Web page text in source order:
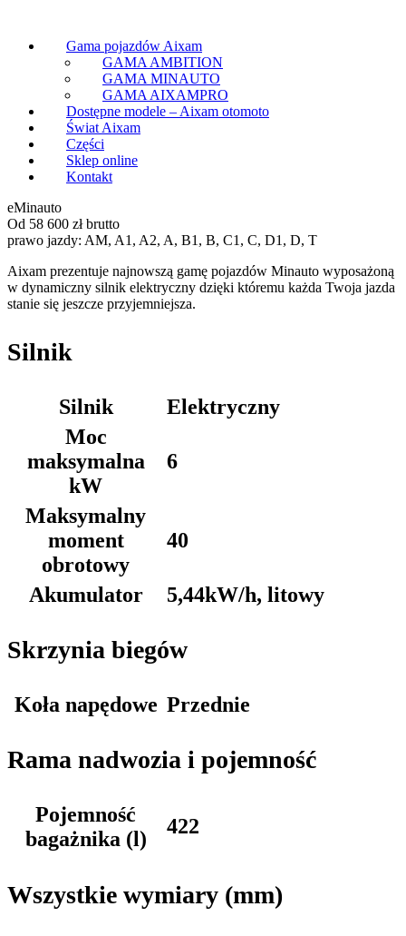
Gama pojazdów Aixam
GAMA AMBITION
GAMA MINAUTO
GAMA AIXAMPRO
Dostępne modele – Aixam otomoto
Świat Aixam
Części
Sklep online
Kontakt
eMinauto
Od 58 600 zł brutto
prawo jazdy: AM, A1, A2, A, B1, B, C1, C, D1, D, T
Aixam prezentuje najnowszą gamę pojazdów Minauto wyposażoną
w dynamiczny silnik elektryczny dzięki któremu każda Twoja jazda
stanie się jeszcze przyjemniejsza.
Silnik
Silnik
Elektryczny
Moc
maksymalna
kW
6
Maksymalny
moment
obrotowy
40
Akumulator 5,44kW/h, litowy
Skrzynia biegów
Koła napędowe Przednie
Rama nadwozia i pojemność
Pojemność
bagażnika (l)
422
Wszystkie wymiary (mm)